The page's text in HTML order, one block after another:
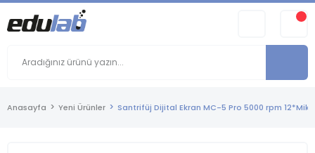
Anasayfa Yeni Ürünler Santrifüj Dijital Ekran MC-5 Pro 5000 rpm